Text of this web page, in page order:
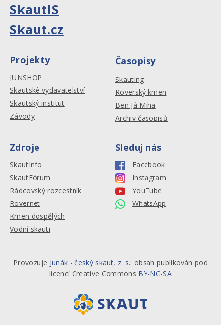
SkautIS
Skaut.cz
Projekty
JUNSHOP
Skautské vydavatelství
Skautský institut
Závody
Časopisy
Skauting
Roverský kmen
Ben Já Mína
Archiv časopisů
Zdroje
SkautInfo
SkautFórum
Rádcovský rozcestník
Rovernet
Kmen dospělých
Vodní skauti
Sleduj nás
Facebook
Instagram
YouTube
WhatsApp
Provozuje Junák - český skaut, z. s.: obsah publikován pod
licencí Creative Commons BY-NC-SA